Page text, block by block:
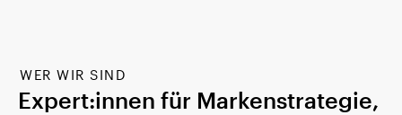
WER WIR SIND
Expert:innen für Markenstrategie,